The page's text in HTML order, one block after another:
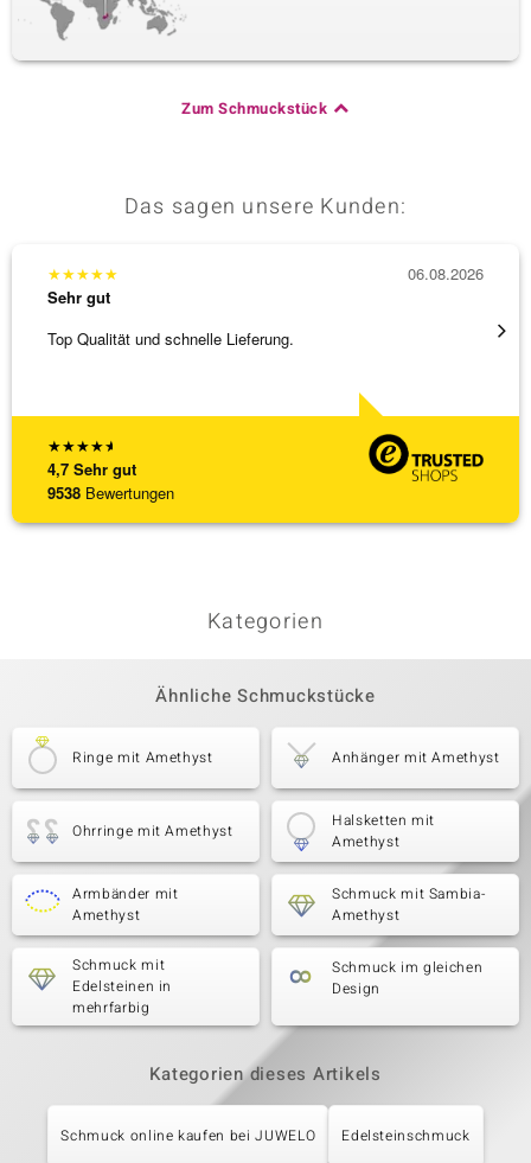
Zum Schmuckstück
Das sagen unsere Kunden:
★★★★★
4,7 Sehr gut
9538 Bewertungen
★★★★★
Sehr gut
Top Qualität und schnelle Lieferung.
06.08.2026
Kategorien
Ähnliche Schmuckstücke
Ringe mit Amethyst Anhänger mit Amethyst
Ohrringe mit Amethyst
Halsketten mit
Amethyst
Armbänder mit
Amethyst
Schmuck mit Sambia-
Amethyst
Schmuck mit
Edelsteinen in
mehrfarbig
Schmuck im gleichen
Design
Kategorien dieses Artikels
Schmuck online kaufen bei JUWELO Edelsteinschmuck